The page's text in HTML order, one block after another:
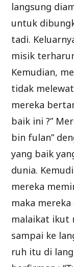
langsung
untuk
tadi.
misik
Kemudian,
tidak
mereka
baik ini ?”
bin fulan”
yang baik
dunia.
mereka
maka
malaikat ikut
sampai ke
ruh itu di